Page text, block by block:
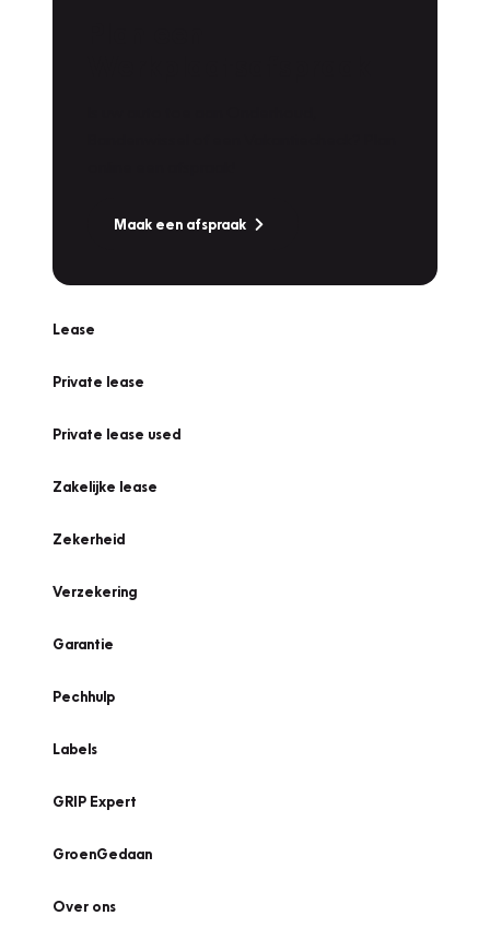
Maak een afspraak
Lease
Private lease
Private lease used
Zakelijke lease
Zekerheid
Verzekering
Garantie
Pechhulp
Labels
GRIP Expert
GroenGedaan
Over ons